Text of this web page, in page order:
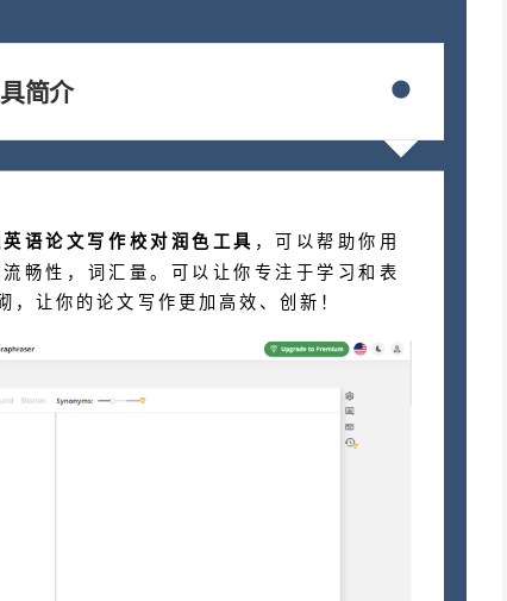
简介
语论文写作校对润色工具 ，可以帮助你用
畅性，词汇量。可以让你专注于学习和表
让你的论文写作更加高效、创新！